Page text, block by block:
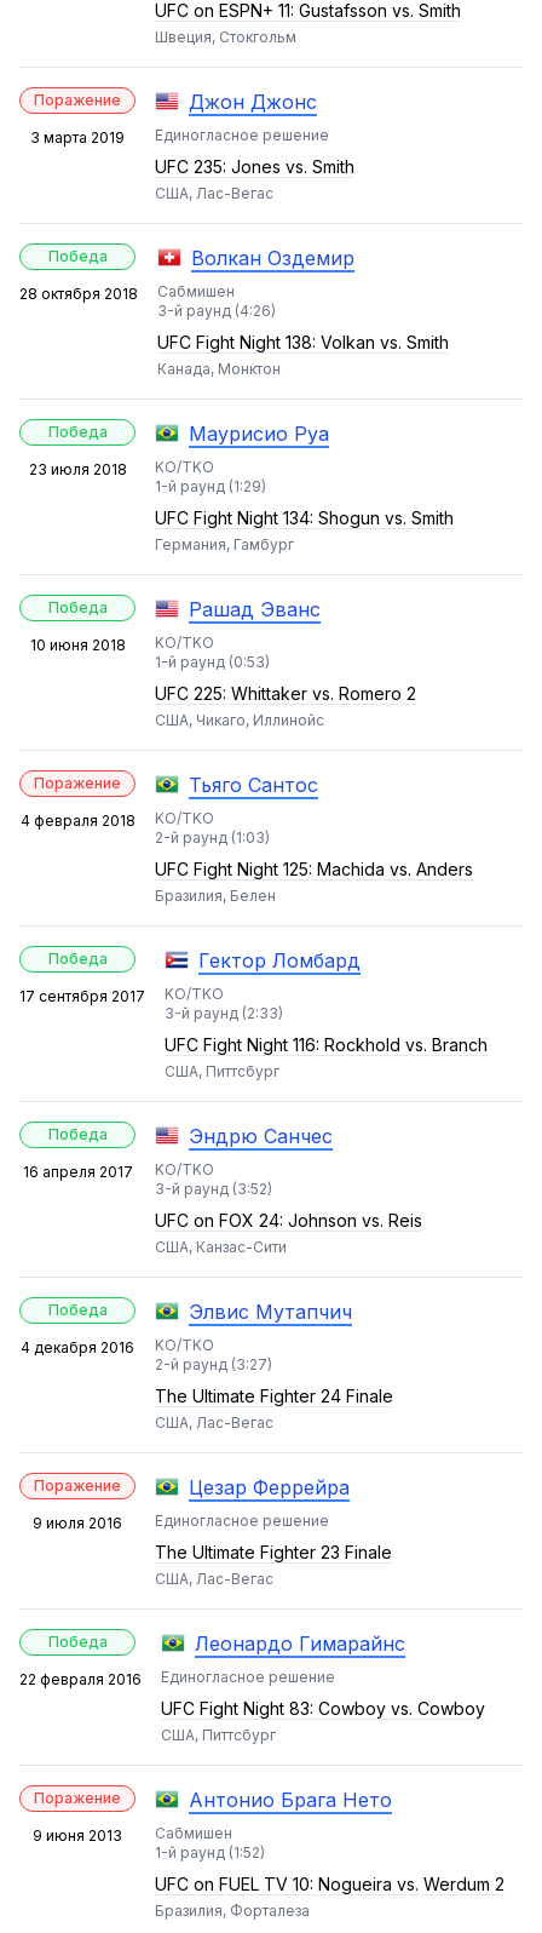
UFC on ESPN+ 11: Gustafsson vs. Smith
Швеция, Стокгольм
Поражение
3 марта 2019
Джон Джонс
Единогласное решение
UFC 235: Jones vs. Smith
США, Лас-Вегас
Победа
28 октября 2018
Волкан Оздемир
Сабмишен
3-й раунд (4:26)
UFC Fight Night 138: Volkan vs. Smith
Канада, Монктон
Победа
23 июля 2018
Маурисио Руа
KO/TKO
1-й раунд (1:29)
UFC Fight Night 134: Shogun vs. Smith
Германия, Гамбург
Победа
10 июня 2018
Рашад Эванс
KO/TKO
1-й раунд (0:53)
UFC 225: Whittaker vs. Romero 2
США, Чикаго, Иллинойс
Поражение
4 февраля 2018
Тьяго Сантос
KO/TKO
2-й раунд (1:03)
UFC Fight Night 125: Machida vs. Anders
Бразилия, Белен
Победа
17 сентября 2017
Гектор Ломбард
KO/TKO
3-й раунд (2:33)
UFC Fight Night 116: Rockhold vs. Branch
США, Питтсбург
Победа
16 апреля 2017
Эндрю Санчес
KO/TKO
3-й раунд (3:52)
UFC on FOX 24: Johnson vs. Reis
США, Канзас-Сити
Победа
4 декабря 2016
Элвис Мутапчич
KO/TKO
2-й раунд (3:27)
The Ultimate Fighter 24 Finale
США, Лас-Вегас
Поражение
9 июля 2016
Цезар Феррейра
Единогласное решение
The Ultimate Fighter 23 Finale
США, Лас-Вегас
Победа
22 февраля 2016
Леонардо Гимарайнс
Единогласное решение
UFC Fight Night 83: Cowboy vs. Cowboy
США, Питтсбург
Поражение
9 июня 2013
Антонио Брага Нето
Сабмишен
1-й раунд (1:52)
UFC on FUEL TV 10: Nogueira vs. Werdum 2
Бразилия, Форталеза